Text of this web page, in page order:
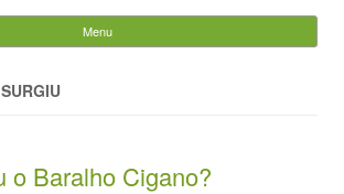
Legramonte
Menu
o Baralho Cigano?